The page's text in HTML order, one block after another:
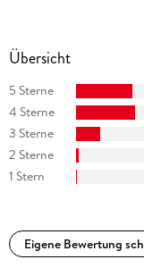
Übersicht
5 Sterne
4 Sterne
3 Sterne
2 Sterne
1 Stern
Eigene Bewertung